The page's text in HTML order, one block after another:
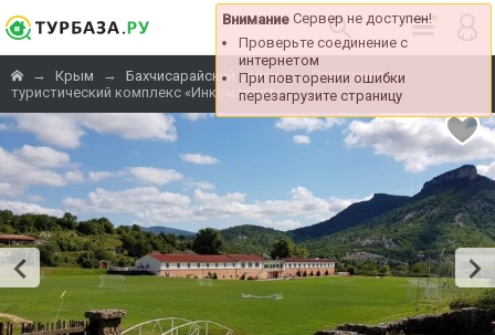
Внимание Сервер не доступен!
Проверьте соединение с
интернетом
При повторении ошибки
перезагрузите страницу
→ Крым → Бахчисарайский район → Спортивно-
туристический комплекс «Инкомспорт»